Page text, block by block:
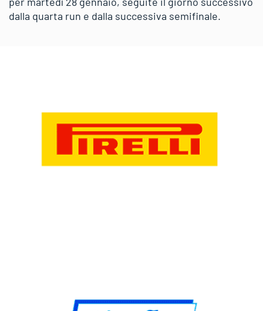
dalla quarta run e dalla successiva semifinale.